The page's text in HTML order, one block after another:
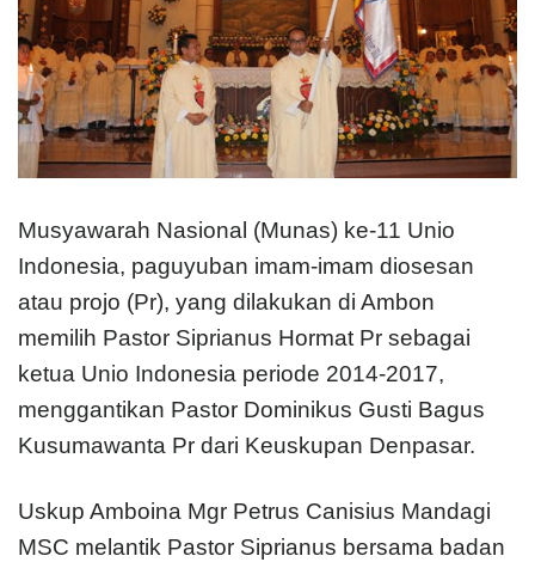
Musyawarah Nasional (Munas) ke-11 Unio
Indonesia, paguyuban imam-imam diosesan
atau projo (Pr), yang dilakukan di Ambon
memilih Pastor Siprianus Hormat Pr sebagai
ketua Unio Indonesia periode 2014-2017,
menggantikan Pastor Dominikus Gusti Bagus
Kusumawanta Pr dari Keuskupan Denpasar.
Uskup Amboina Mgr Petrus Canisius Mandagi
MSC melantik Pastor Siprianus bersama badan